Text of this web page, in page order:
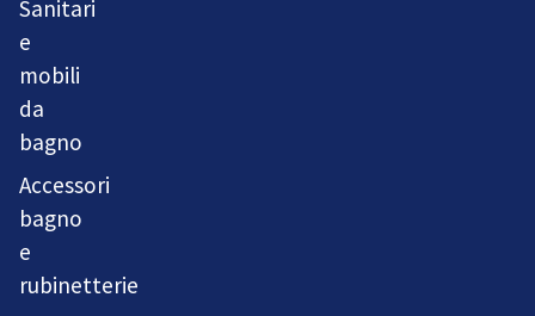
Sanitari
e
mobili
da
bagno
Accessori
bagno
e
rubinetterie